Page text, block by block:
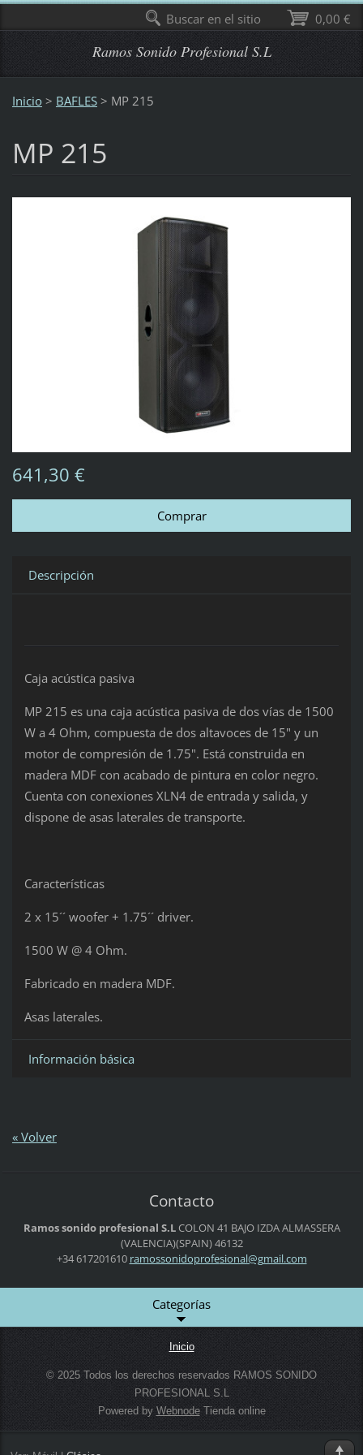
Ramos Sonido Profesional S.L
Inicio > BAFLES > MP 215
MP 215
641,30 €
Descripción
Caja acústica pasiva
MP 215 es una caja acústica pasiva de dos vías de 1500
W a 4 Ohm, compuesta de dos altavoces de 15" y un
motor de compresión de 1.75". Está construida en
madera MDF con acabado de pintura en color negro.
Cuenta con conexiones XLN4 de entrada y salida, y
dispone de asas laterales de transporte.
Características
2 x 15´´ woofer + 1.75´´ driver.
1500 W @ 4 Ohm.
Fabricado en madera MDF.
Asas laterales.
Información básica
« Volver
Contacto
Ramos sonido profesional S.LCOLON 41 BAJO IZDAALMASSERA
(VALENCIA)(SPAIN)46132
+34 617201610 ramossonidoprofesional@gmail.com
Categorías
Inicio
© 2025 Todos los derechos reservados RAMOS SONIDO
PROFESIONAL S.L
Powered by WebnodeTienda online
0,00 €
Buscar en el sitio